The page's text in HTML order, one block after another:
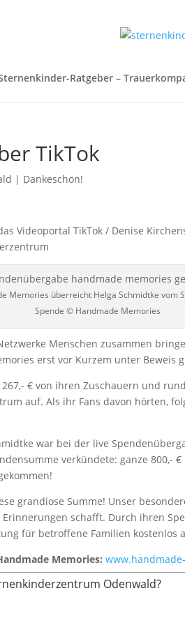
Ratgeber –
TikTok
| Dankeschön!
Videoportal TikTok / Denise
Memories überreicht Helga Schmidtke vom
Spende © Handmade Memories
Menschen zusammen
erst vor Kurzem unter Beweis
€ von ihren Zuschauern und
auf. Als ihr Fans davon hörten,
war bei der live
verkündete: ganze 800,-
grandiose Summe! Unser
schafft. Durch ihren
für betroffene Familien kostenlos
Memories:
Odenwald?